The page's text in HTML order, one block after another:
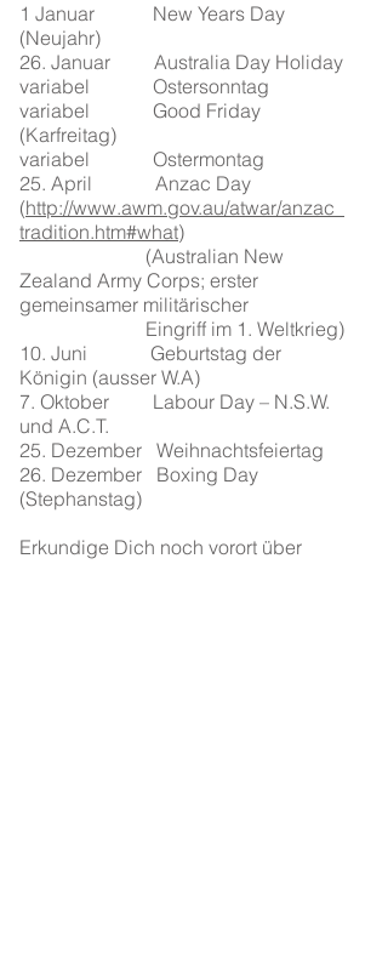
1 Januar New Years Day
(Neujahr)
26. Januar Australia Day Holiday
variabel Ostersonntag
variabel Good Friday
(Karfreitag)
variabel Ostermontag
25. April Anzac Day
(http://www.awm.gov.au/atwar/anzac_
tradition.htm#what)
(Australian New
Zealand Army Corps; erster
gemeinsamer militärischer
Eingriff im 1. Weltkrieg)
10. Juni Geburtstag der
Königin (ausser W.A)
7. Oktober Labour Day – N.S.W.
und A.C.T.
25. Dezember Weihnachtsfeiertag
26. Dezember Boxing Day
(Stephanstag)
Erkundige Dich noch vorort über